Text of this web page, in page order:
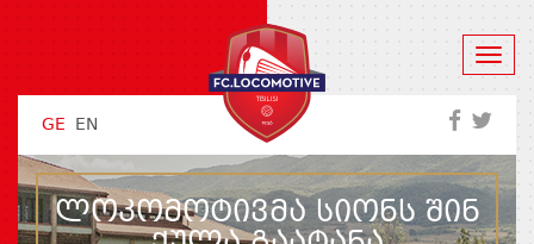
GE EN
ᲚᲝᲙᲝᲛᲝᲢᲘᲕᲛᲐ ᲡᲘᲝᲜᲡ ᲨᲘᲜ